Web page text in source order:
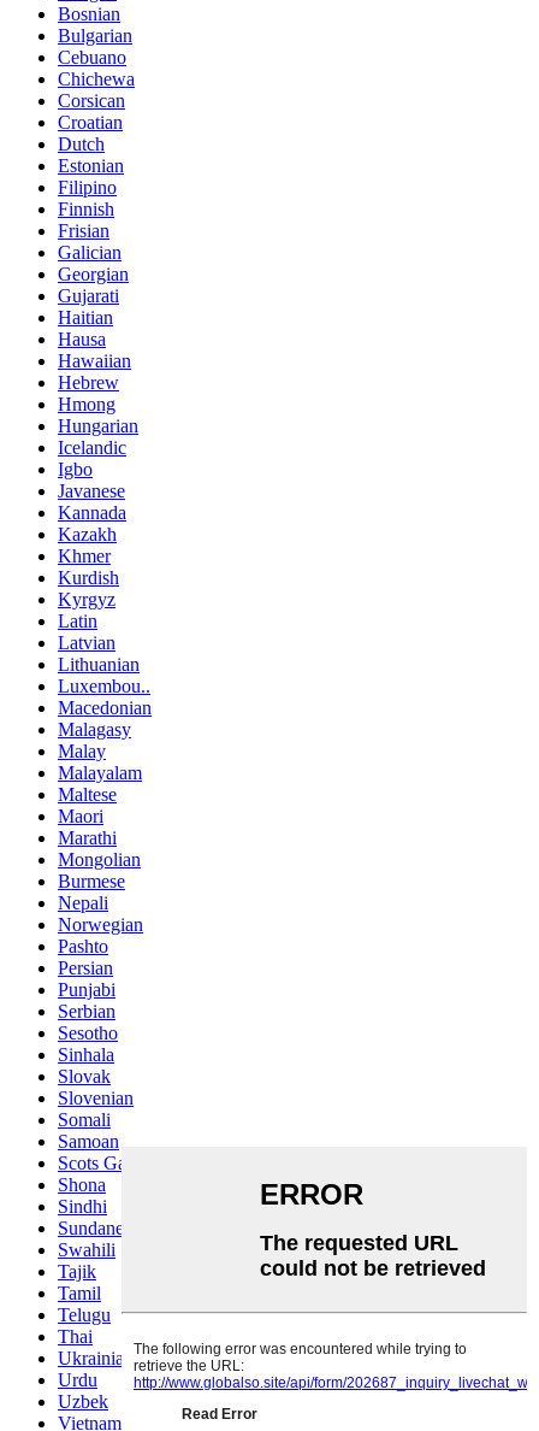
Bosnian
Bulgarian
Cebuano
Chichewa
Corsican
Croatian
Dutch
Estonian
Filipino
Finnish
Frisian
Galician
Georgian
Gujarati
Haitian
Hausa
Hawaiian
Hebrew
Hmong
Hungarian
Icelandic
Igbo
Javanese
Kannada
Kazakh
Khmer
Kurdish
Kyrgyz
Latin
Latvian
Lithuanian
Luxembou..
Macedonian
Malagasy
Malay
Malayalam
Maltese
Maori
Marathi
Mongolian
Burmese
Nepali
Norwegian
Pashto
Persian
Punjabi
Serbian
Sesotho
Sinhala
Slovak
Slovenian
Somali
Samoan
Scots Gaelic
Shona
Sindhi
Sundanese
Swahili
Tajik
Tamil
Telugu
Thai
Ukrainian
Urdu
Uzbek
Vietnamese